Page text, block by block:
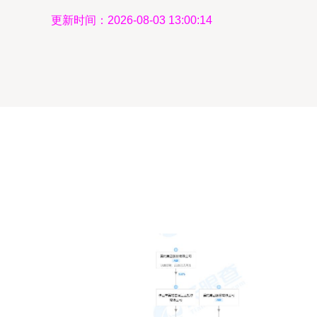
更新时间：2026-08-03 13:00:14